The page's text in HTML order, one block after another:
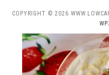
COPYRIGHT © 2026